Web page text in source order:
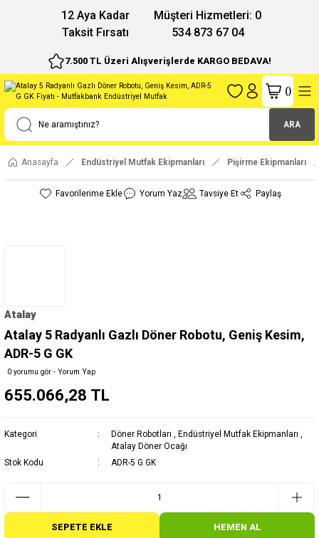
12 Aya Kadar
Taksit Fırsatı
Müşteri Hizmetleri: 0
534 873 67 04
7.500 TL Üzeri Alışverişlerde KARGO BEDAVA!
ARA
()
Anasayfa Endüstriyel Mutfak Ekipmanları Pişirme Ekipmanları
Yorum Yaz Tavsiye Et Paylaş
Atalay
Atalay 5 Radyanlı Gazlı Döner Robotu, Geniş Kesim,
ADR-5 G GK
0 yorumu gör - Yorum Yap
655.066,28 TL
Kategori Döner Robotları Endüstriyel Mutfak Ekipmanları
Atalay Döner Ocağı
Stok Kodu
ADR-5 G GK
SEPETE EKLE HEMEN AL